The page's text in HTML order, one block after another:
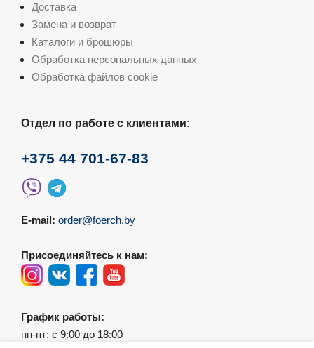
Доставка
Замена и возврат
Каталоги и брошюры
Обработка персональных данных
Обработка файлов cookie
Отдел по работе с клиентами:
+375 44 701-67-83
E-mail: order@foerch.by
Присоединяйтесь к нам:
График работы:
пн-пт: с 9:00 до 18:00